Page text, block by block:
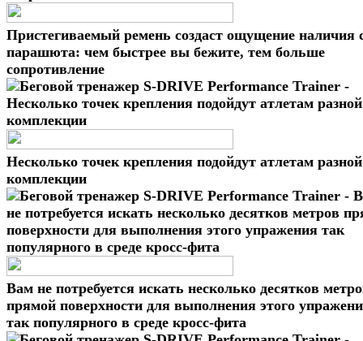
Пристегиваемый ремень создаст ощущение наличия
парашюта: чем быстрее вы бежите, тем больше
сопротивление
Несколько точек крепления подойдут атлетам разной
комплекции
Вам не потребуется искать несколько десятков
прямой поверхности для выполнения этого
так популярного в среде кросс-фита